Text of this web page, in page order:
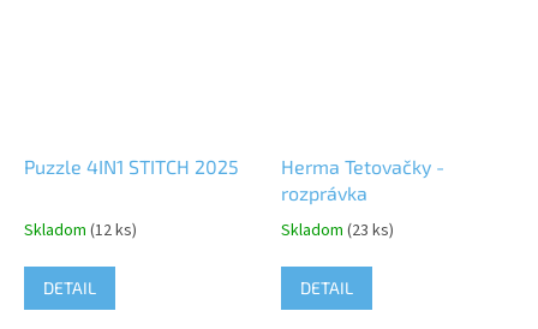
Puzzle 4IN1 STITCH 2025
Skladom (12 ks)
DETAIL
Herma Tetovačky -
rozprávka
Skladom (23 ks)
DETAIL